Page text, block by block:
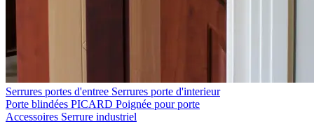
Serrures portes d'entree Serrures porte d'interieur
Porte blindées PICARD Poignée pour porte
Accessoires Serrure industriel